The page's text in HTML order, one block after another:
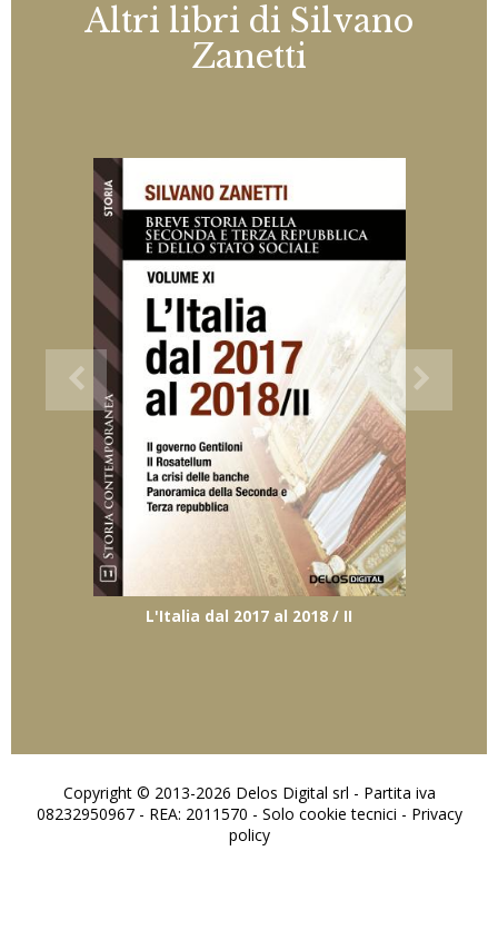
Altri libri di Silvano
Zanetti
L'Italia dal 2017 al 2018 / II
Copyright © 2013-2026 Delos Digital srl - Partita iva
08232950967 - REA: 2011570 - Solo cookie tecnici - Privacy
policy